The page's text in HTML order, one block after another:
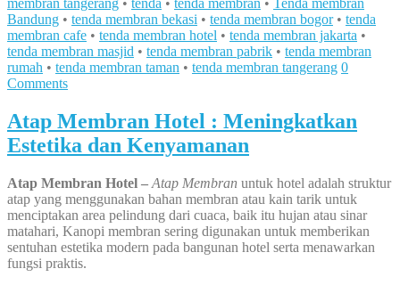
membran tangerang • tenda • tenda membran • Tenda membran
Bandung • tenda membran bekasi • tenda membran bogor• tenda
membran cafe • tenda membran hotel • tenda membran jakarta •
tenda membran masjid • tenda membran pabrik • tenda membran
rumah • tenda membran taman • tenda membran tangerang 0
Comments
Atap Membran Hotel : Meningkatkan
Estetika dan Kenyamanan
Atap Membran Hotel – Atap Membran untuk hotel adalah struktur
atap yang menggunakan bahan membran atau kain tarik untuk
menciptakan area pelindung dari cuaca, baik itu hujan atau sinar
matahari, Kanopi membran sering digunakan untuk memberikan
sentuhan estetika modern pada bangunan hotel serta menawarkan
fungsi praktis.